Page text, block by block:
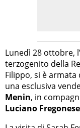
Lunedì 28 ottobre,
terzogenito della
Filippo, si è
una esclusiva
Menin, in
Luciano Fregonese